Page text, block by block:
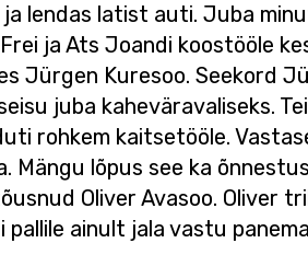
lendas latist auti. Juba
ja Ats Joandi koostööle
Jürgen Kuresoo. Seekord
juba kaheväravaliseks.
rohkem kaitsetööle.
lõpus see ka
Oliver Avasoo. Oliver
pallile ainult jala vastu